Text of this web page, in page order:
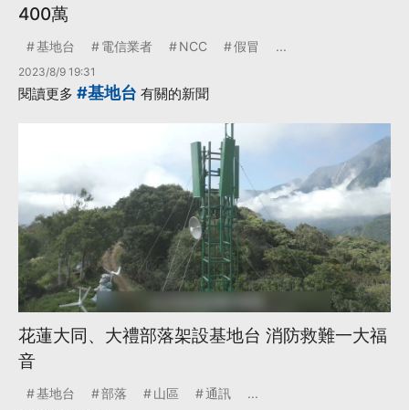
400萬
基地台 電信業者 NCC 假冒 ...
2023/8/9 19:31
閱讀更多 #基地台 有關的新聞
花蓮大同、大禮部落架設基地台 消防救難一大福
音
基地台 部落 山區 通訊 ...